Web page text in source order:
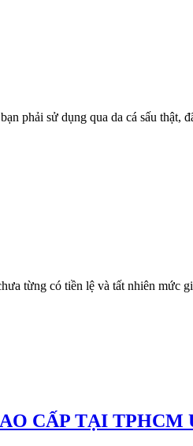
phải sử dụng qua da cá sấu thật,
từng có tiền lệ và tất nhiên mức
CẤP TẠI TPHCM